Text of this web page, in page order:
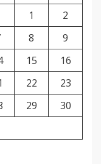
1
2
8
9
15
16
22
23
29
30